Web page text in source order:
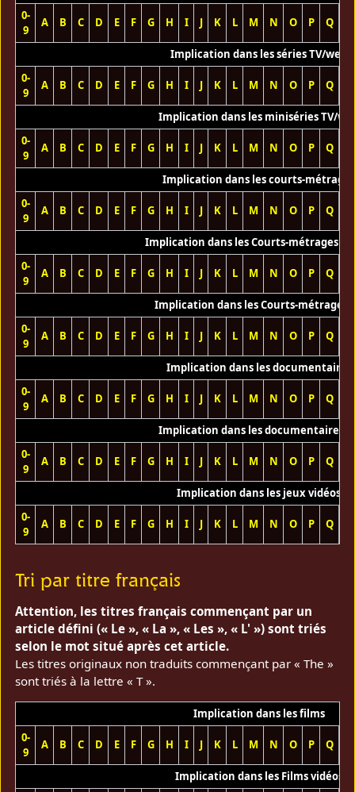
0-
9
A B C D E F G H I J K L M N O P Q
Implication dans les séries TV/web
0-
9
A B C D E F G H I J K L M N O P Q
Implication dans les miniséries TV/
0-
9
A B C D E F G H I J K L M N O P Q
Implication dans les courts-métrages
0-
9
A B C D E F G H I J K L M N O P Q
Implication dans les Courts-métrages
0-
9
A B C D E F G H I J K L M N O P Q
Implication dans les Courts-métrages
0-
9
A B C D E F G H I J K L M N O P Q
Implication dans les documentaires
0-
9
A B C D E F G H I J K L M N O P Q
Implication dans les documentaires
0-
9
A B C D E F G H I J K L M N O P Q
Implication dans les jeux vidéos
0-
9
A B C D E F G H I J K L M N O P Q
Tri par titre français
Attention, les titres français commençant par un
article défini (« Le », « La », « Les », « L' ») sont triés
selon le mot situé après cet article.
Les titres originaux non traduits commençant par « The »
sont triés à la lettre « T ».
Implication dans les films
0-
9
A B C D E F G H I J K L M N O P Q
Implication dans les Films vidéos